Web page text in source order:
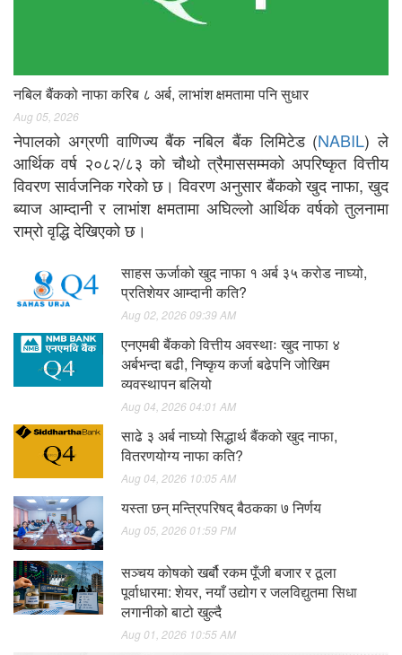
नबिल बैंकको नाफा करिब ८ अर्ब, लाभांश क्षमतामा पनि सुधार
Aug 05, 2026
नेपालको अग्रणी वाणिज्य बैंक नबिल बैंक लिमिटेड (NABIL) ले
आर्थिक वर्ष २०८२/८३ को चौथो त्रैमाससम्मको अपरिष्कृत वित्तीय
विवरण सार्वजनिक गरेको छ। विवरण अनुसार बैंकको खुद नाफा, खुद
ब्याज आम्दानी र लाभांश क्षमतामा अघिल्लो आर्थिक वर्षको तुलनामा
राम्रो वृद्धि देखिएको छ।
साहस ऊर्जाको खुद नाफा १ अर्ब ३५ करोड नाघ्यो,
प्रतिशेयर आम्दानी कति?
Aug 02, 2026 09:39 AM
एनएमबी बैंकको वित्तीय अवस्थाः खुद नाफा ४
अर्बभन्दा बढी, निष्कृय कर्जा बढेपनि जोखिम
व्यवस्थापन बलियो
Aug 04, 2026 04:01 AM
साढे ३ अर्ब नाघ्यो सिद्धार्थ बैंकको खुद नाफा,
वितरणयोग्य नाफा कति?
Aug 04, 2026 10:05 AM
यस्ता छन् मन्त्रिपरिषद् बैठकका ७ निर्णय
Aug 05, 2026 01:59 PM
सञ्चय कोषको खर्बौ रकम पूँजी बजार र ठूला
पूर्वाधारमा: शेयर, नयाँ उद्योग र जलविद्युतमा सिधा
लगानीको बाटो खुल्दै
Aug 01, 2026 10:55 AM